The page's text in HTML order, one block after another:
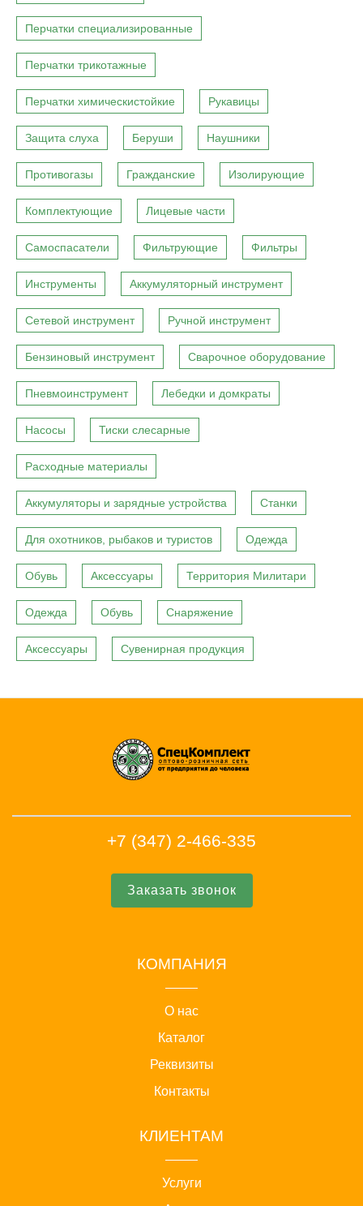
Перчатки специализированные
Перчатки трикотажные
Перчатки химическистойкие Рукавицы
Защита слуха Беруши Наушники
Противогазы Гражданские Изолирующие
Комплектующие Лицевые части
Самоспасатели Фильтрующие Фильтры
Инструменты Аккумуляторный инструмент
Сетевой инструмент Ручной инструмент
Бензиновый инструмент Сварочное оборудование
Пневмоинструмент Лебедки и домкраты
Насосы Тиски слесарные
Расходные материалы
Аккумуляторы и зарядные устройства Станки
Для охотников, рыбаков и туристов Одежда
Обувь Аксессуары Территория Милитари
Одежда Обувь Снаряжение
Аксессуары Сувенирная продукция
+7 (347) 2-466-335
Заказать звонок
КОМПАНИЯ
О нас
Каталог
Реквизиты
Контакты
КЛИЕНТАМ
Услуги